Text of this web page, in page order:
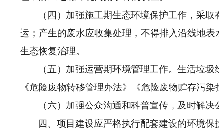
（四） 加强施工期生态环境保护工作，采
运；产生的废水应收集处理，不得排入沿线地
生态恢复治理。
（五）加强运营期环境管理工作。生活垃
《危险废物转移管理办法》《危险废物贮存污
（六）加强公众沟通和科普宣传，及时解
四、项目建设应严格执行配套建设的环境